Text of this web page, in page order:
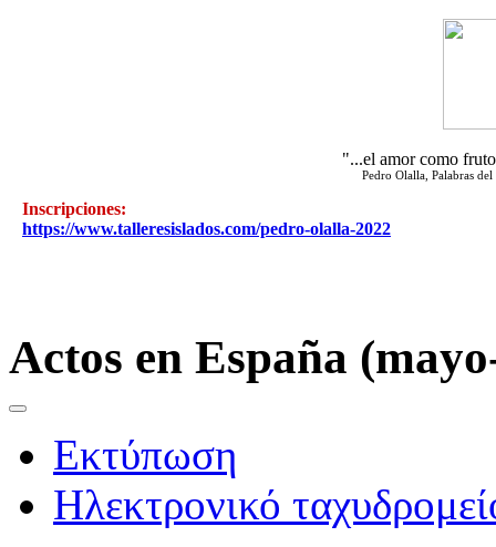
"...el amor como
Pedro Olalla, Palabras
Inscripciones:
https://www.talleresislados.com/pedro-olalla-2022
Actos en España
Εκτύπωση
Ηλεκτρονικό